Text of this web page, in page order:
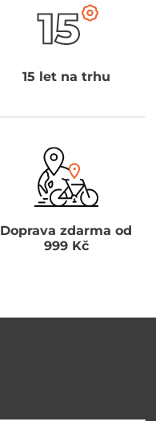
15 let na trhu
Doprava zdarma od
999 Kč